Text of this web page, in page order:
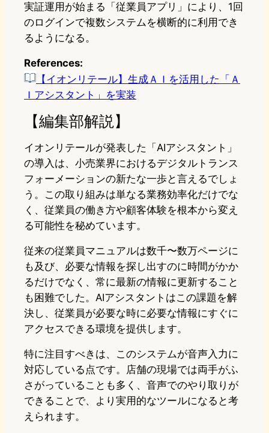
実証運用が始まる「従業員アプリ」により、1回
のログインで複数システムを横断的に利用でき
るようになる。
References:
【イオンリテール】生成ＡＩを活用した「Ａ
Ｉアシスタント」を実装
【編集部解説】
イオンリテールが発表した「AIアシスタント」
の導入は、小売業界におけるデジタルトランス
フォーメーションの新たな一歩と言えるでしょ
う。この取り組みは単なる業務効率化だけでな
く、従業員の働き方や顧客体験を根本から変え
る可能性を秘めています。
従来の従業員マニュアルは数千〜数万ページに
も及び、必要な情報を探し出すのに時間がかか
るだけでなく、常に最新の情報に更新すること
も困難でした。AIアシスタントはこの課題を解
決し、従業員が必要な時に必要な情報にすぐに
アクセスできる環境を提供します。
特に注目すべきは、このシステムが音声入力に
対応している点です。店舗の現場では両手がふ
さがっていることも多く、音声でのやり取りが
できることで、より実用的なツールになると考
えられます。